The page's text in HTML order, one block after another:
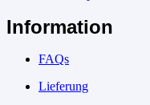
Information
FAQs
Lieferung